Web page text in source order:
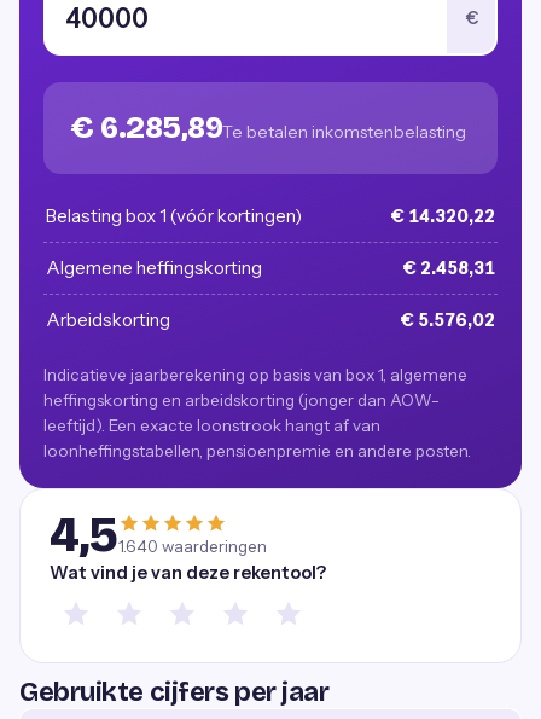
€
€ 6.285,89Te betalen inkomstenbelasting
Belasting box 1 (vóór kortingen) € 14.320,22
Algemene heffingskorting € 2.458,31
Arbeidskorting € 5.576,02
Indicatieve jaarberekening op basis van box 1, algemene
heffingskorting en arbeidskorting (jonger dan AOW-
leeftijd). Een exacte loonstrook hangt af van
loonheffingstabellen, pensioenpremie en andere posten.
4,51.640 waarderingen
Wat vind je van deze rekentool?
Gebruikte cijfers per jaar